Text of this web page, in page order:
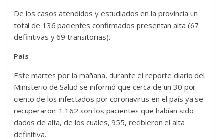
De los casos atendidos y estudiados en la provincia un
total de 136 pacientes confirmados presentan alta (67
definitivas y 69 transitorias).
País
Este martes por la mañana, durante el reporte diario del
Ministerio de Salud se informó que cerca de un 30 por
ciento de los infectados por coronavirus en el país ya se
recuperaron: 1.162 son los pacientes que habían sido
dados de alta, de los cuales, 955, recibieron el alta
definitiva.